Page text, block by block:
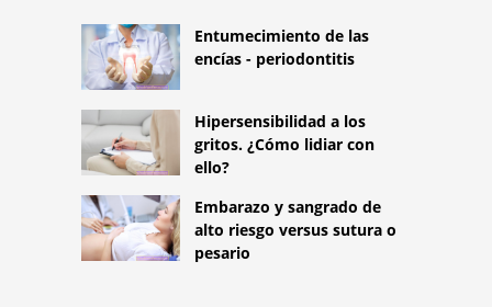
Entumecimiento de las
encías - periodontitis
Hipersensibilidad a los
gritos. ¿Cómo lidiar con
ello?
Embarazo y sangrado de
alto riesgo versus sutura o
pesario